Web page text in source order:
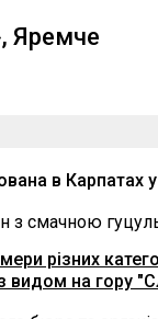
Яремче
в Карпатах
з смачною
різних
видом на гору